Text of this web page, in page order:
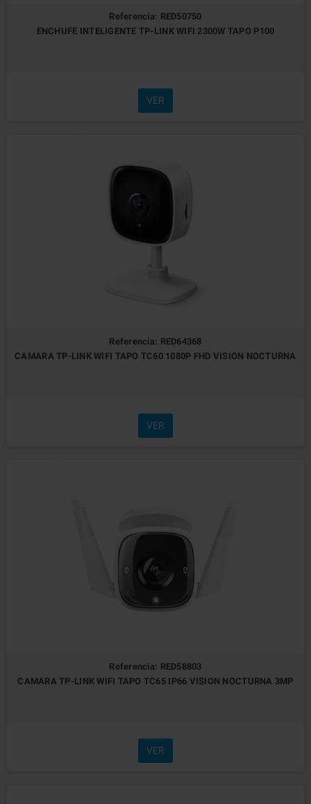
Referencia: RED50750
ENCHUFE INTELIGENTE TP-LINK WIFI 2300W TAPO P100
VER
Referencia: RED64368
CAMARA TP-LINK WIFI TAPO TC60 1080P FHD VISION NOCTURNA
VER
Referencia: RED58803
CAMARA TP-LINK WIFI TAPO TC65 IP66 VISION NOCTURNA 3MP
VER